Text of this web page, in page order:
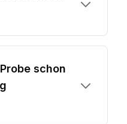
schon